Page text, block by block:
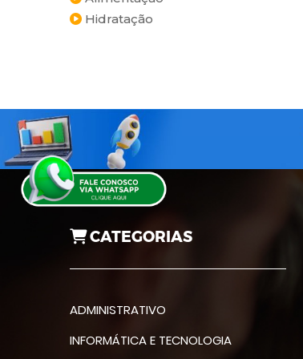
Hidratação
CATEGORIAS
ADMINISTRATIVO
INFORMÁTICA E TECNOLOGIA